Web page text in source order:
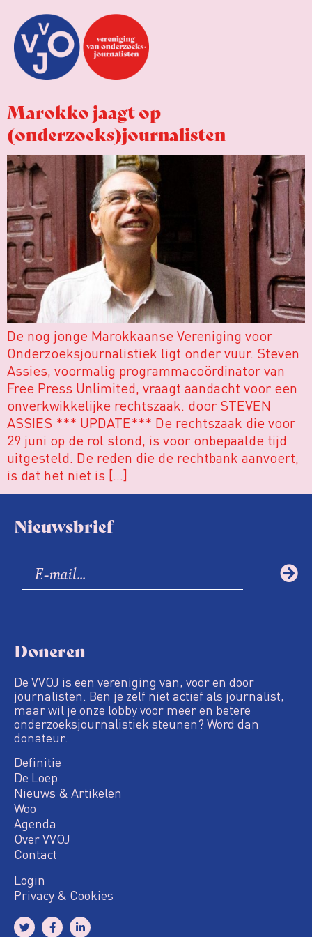
Marokko jaagt op
(onderzoeks)journalisten
De nog jonge Marokkaanse Vereniging voor
Onderzoeksjournalistiek ligt onder vuur. Steven
Assies, voormalig programmacoördinator van
Free Press Unlimited, vraagt aandacht voor een
onverkwikkelijke rechtszaak. door STEVEN
ASSIES *** UPDATE*** De rechtszaak die voor
29 juni op de rol stond, is voor onbepaalde tijd
uitgesteld. De reden die de rechtbank aanvoert,
is dat het niet is […]
Nieuwsbrief
Doneren
De VVOJ is een vereniging van, voor en door
journalisten. Ben je zelf niet actief als journalist,
maar wil je onze lobby voor meer en betere
onderzoeksjournalistiek steunen? Word dan
donateur.
Definitie
De Loep
Nieuws & Artikelen
Woo
Agenda
Over VVOJ
Contact
Login
Privacy & Cookies